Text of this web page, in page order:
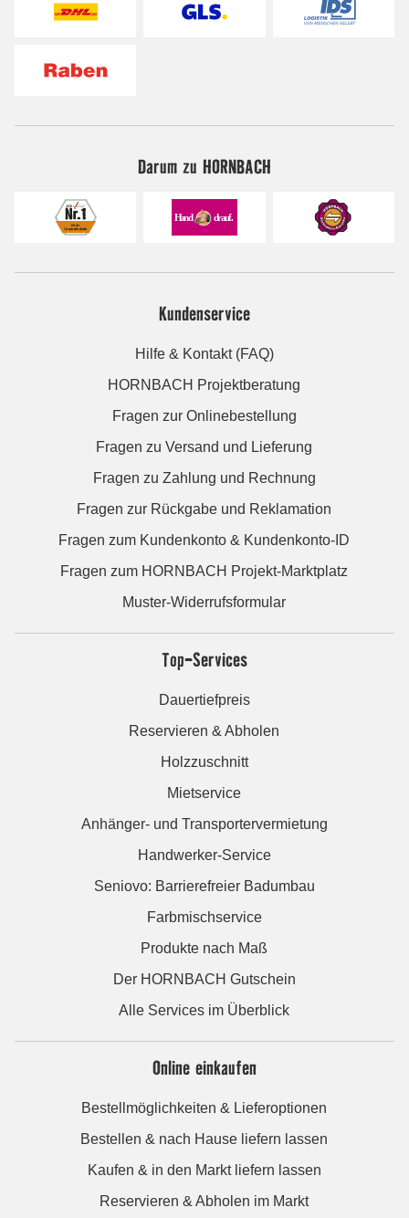
Darum zu HORNBACH
Kundenservice
Hilfe & Kontakt (FAQ)
HORNBACH Projektberatung
Fragen zur Onlinebestellung
Fragen zu Versand und Lieferung
Fragen zu Zahlung und Rechnung
Fragen zur Rückgabe und Reklamation
Fragen zum Kundenkonto & Kundenkonto-ID
Fragen zum HORNBACH Projekt-Marktplatz
Muster-Widerrufsformular
Top-Services
Dauertiefpreis
Reservieren & Abholen
Holzzuschnitt
Mietservice
Anhänger- und Transportervermietung
Handwerker-Service
Seniovo: Barrierefreier Badumbau
Farbmischservice
Produkte nach Maß
Der HORNBACH Gutschein
Alle Services im Überblick
Online einkaufen
Bestellmöglichkeiten & Lieferoptionen
Bestellen & nach Hause liefern lassen
Kaufen & in den Markt liefern lassen
Reservieren & Abholen im Markt